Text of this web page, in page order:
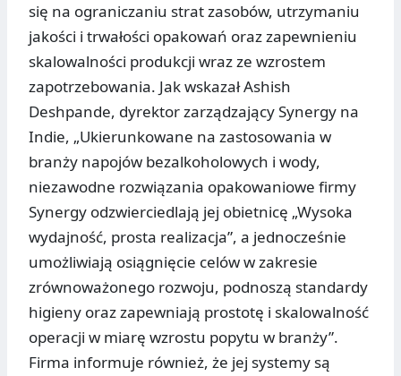
się na ograniczaniu strat zasobów, utrzymaniu
jakości i trwałości opakowań oraz zapewnieniu
skalowalności produkcji wraz ze wzrostem
zapotrzebowania. Jak wskazał Ashish
Deshpande, dyrektor zarządzający Synergy na
Indie, „Ukierunkowane na zastosowania w
branży napojów bezalkoholowych i wody,
niezawodne rozwiązania opakowaniowe firmy
Synergy odzwierciedlają jej obietnicę „Wysoka
wydajność, prosta realizacja”, a jednocześnie
umożliwiają osiągnięcie celów w zakresie
zrównoważonego rozwoju, podnoszą standardy
higieny oraz zapewniają prostotę i skalowalność
operacji w miarę wzrostu popytu w branży”.
Firma informuje również, że jej systemy są